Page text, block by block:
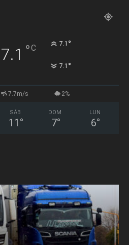
7.1 °C 7.1 °
7.1 °
7.7m/s 2%
SÁB
11 °
DOM
7°
LUN
6°